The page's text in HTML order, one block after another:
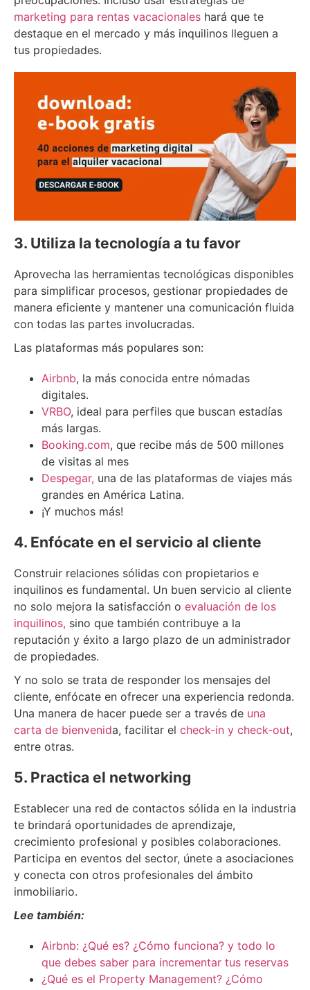
marketing para rentas vacacionales hará que te
destaque en el mercado y más inquilinos lleguen a
tus propiedades.
3. Utiliza la tecnología a tu favor
Aprovecha las herramientas tecnológicas disponibles
para simplificar procesos, gestionar propiedades de
manera eficiente y mantener una comunicación fluida
con todas las partes involucradas.
Las plataformas más populares son:
Airbnb, la más conocida entre nómadas
digitales.
VRBO, ideal para perfiles que buscan estadías
más largas.
Booking.com, que recibe más de 500 millones
de visitas al mes
Despegar, una de las plataformas de viajes más
grandes en América Latina.
¡Y muchos más!
4. Enfócate en el servicio al cliente
Construir relaciones sólidas con propietarios e
inquilinos es fundamental. Un buen servicio al cliente
no solo mejora la satisfacción o evaluación de los
inquilinos, sino que también contribuye a la
reputación y éxito a largo plazo de un administrador
de propiedades.
Y no solo se trata de responder los mensajes del
cliente, enfócate en ofrecer una experiencia redonda.
Una manera de hacer puede ser a través de una
carta de bienvenida, facilitar el check-in y check-out,
entre otras.
5. Practica el networking
Establecer una red de contactos sólida en la industria
te brindará oportunidades de aprendizaje,
crecimiento profesional y posibles colaboraciones.
Participa en eventos del sector, únete a asociaciones
y conecta con otros profesionales del ámbito
inmobiliario.
Lee también:
Airbnb: ¿Qué es? ¿Cómo funciona? y todo lo
que debes saber para incrementar tus reservas
¿Qué es el Property Management? ¿Cómo